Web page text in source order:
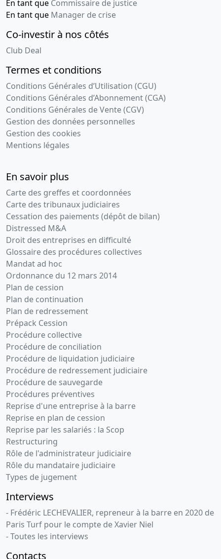
En tant que Commissaire de justice
En tant que Manager de crise
Co-investir à nos côtés
Club Deal
Termes et conditions
Conditions Générales d’Utilisation (CGU)
Conditions Générales d’Abonnement (CGA)
Conditions Générales de Vente (CGV)
Gestion des données personnelles
Gestion des cookies
Mentions légales
En savoir plus
Carte des greffes et coordonnées
Carte des tribunaux judiciaires
Cessation des paiements (dépôt de bilan)
Distressed M&A
Droit des entreprises en difficulté
Glossaire des procédures collectives
Mandat ad hoc
Ordonnance du 12 mars 2014
Plan de cession
Plan de continuation
Plan de redressement
Prépack Cession
Procédure collective
Procédure de conciliation
Procédure de liquidation judiciaire
Procédure de redressement judiciaire
Procédure de sauvegarde
Procédures préventives
Reprise d'une entreprise à la barre
Reprise en plan de cession
Reprise par les salariés : la Scop
Restructuring
Rôle de l'administrateur judiciaire
Rôle du mandataire judiciaire
Types de jugement
Interviews
- Frédéric LECHEVALIER, repreneur à la barre en 2020 de
Paris Turf pour le compte de Xavier Niel
- Toutes les interviews
Contacts